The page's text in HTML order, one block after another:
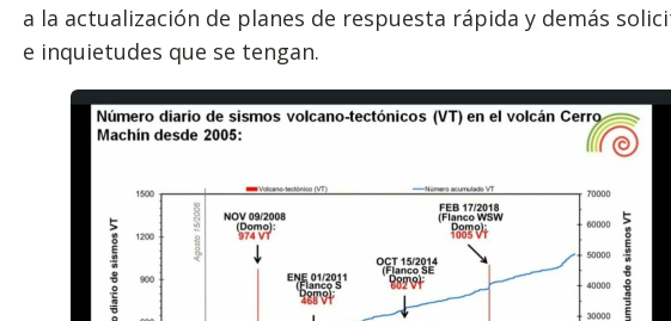
a la actualización de planes de respuesta rápida y demás
e inquietudes que se tengan.